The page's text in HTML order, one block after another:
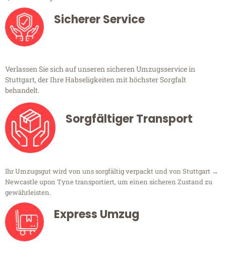
Sicherer Service
Verlassen Sie sich auf unseren sicheren Umzugsservice in
Stuttgart, der Ihre Habseligkeiten mit höchster Sorgfalt
behandelt.
Sorgfältiger Transport
Ihr Umzugsgut wird von uns sorgfältig verpackt und von Stuttgart →
Newcastle upon Tyne transportiert, um einen sicheren Zustand zu
gewährleisten.
Express Umzug